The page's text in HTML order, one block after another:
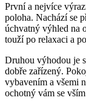
První a nejvíce
poloha. Nachází se
úchvatný ⁤výhled na⁣
touží‍ po relaxaci a
Druhou výhodou⁢ je
dobře zařízený.
vybavením a všemi
⁢ochotný vám se